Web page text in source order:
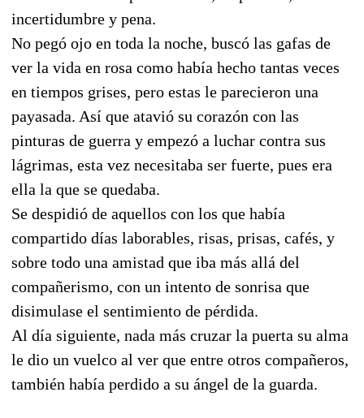
incertidumbre y pena.
No pegó ojo en toda la noche, buscó las gafas de
ver la vida en rosa como había hecho tantas veces
en tiempos grises, pero estas le parecieron una
payasada. Así que atavió su corazón con las
pinturas de guerra y empezó a luchar contra sus
lágrimas, esta vez necesitaba ser fuerte, pues era
ella la que se quedaba.
Se despidió de aquellos con los que había
compartido días laborables, risas, prisas, cafés, y
sobre todo una amistad que iba más allá del
compañerismo, con un intento de sonrisa que
disimulase el sentimiento de pérdida.
Al día siguiente, nada más cruzar la puerta su alma
le dio un vuelco al ver que entre otros compañeros,
también había perdido a su ángel de la guarda.